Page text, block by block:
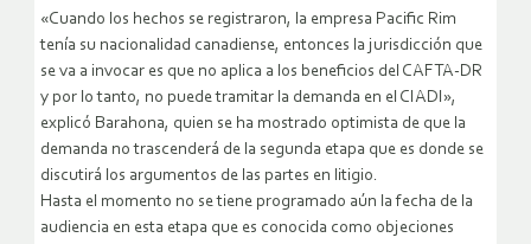
«Cuando los hechos se registraron, la empresa Pacific Rim
tenía su nacionalidad canadiense, entonces la jurisdicción que
se va a invocar es que no aplica a los beneficios del CAFTA-DR
y por lo tanto, no puede tramitar la demanda en el CIADI»,
explicó Barahona, quien se ha mostrado optimista de que la
demanda no trascenderá de la segunda etapa que es donde se
discutirá los argumentos de las partes en litigio.
Hasta el momento no se tiene programado aún la fecha de la
audiencia en esta etapa que es conocida como objeciones